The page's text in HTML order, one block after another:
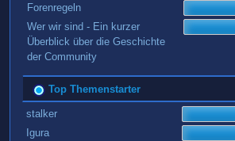
Forenregeln
Wer wir sind - Ein kurzer
Überblick über die Geschichte
der Community
Top Themenstarter
stalker
Igura